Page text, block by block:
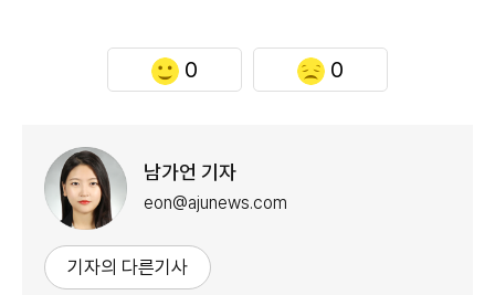
0 0
남가언 기자
eon@ajunews.com
기자의 다른기사